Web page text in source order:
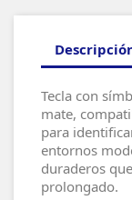
Tecla con
mate,
para
entornos
duraderos
prolongado.